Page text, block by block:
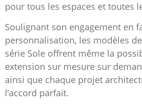
pour tous les espaces et toutes
Soulignant son engagement en
personnalisation, les modèles
série Sole offrent même la
extension sur mesure sur
ainsi que chaque projet
l’accord parfait.